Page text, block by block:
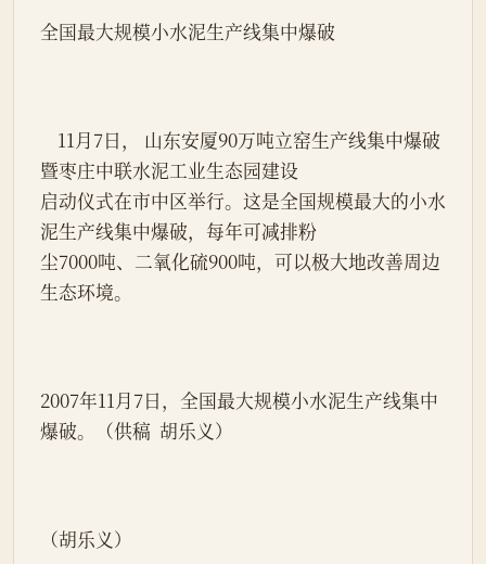
全国最大规模小水泥生产线集中爆破
暨枣庄中联水泥工业生态园建设
启动仪式在市中区举行。这是全国规模最大的小水
泥生产线集中爆破，每年可减排粉
尘7000吨、二氧化硫900吨，可以极大地改善周边
生态环境。
2007年11月7日，全国最大规模小水泥生产线集中
爆破。（供稿  胡乐义）
（胡乐义）